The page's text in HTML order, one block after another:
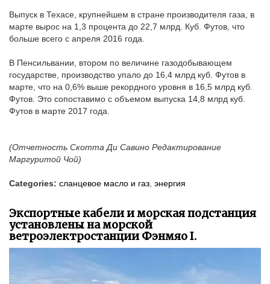
Выпуск в Техасе, крупнейшем в стране производителя газа, в
марте вырос на 1,3 процента до 22,7 млрд. Куб. Футов, что
больше всего с апреля 2016 года.
В Пенсильвании, втором по величине газодобывающем
государстве, производство упало до 16,4 млрд куб. Футов в
марте, что на 0,6% выше рекордного уровня в 16,5 млрд куб.
Футов. Это сопоставимо с объемом выпуска 14,8 млрд куб.
Футов в марте 2017 года.
(Отчетность Скотта Ди Савино Редактирование
Маргуритой Чой)
Categories: сланцевое масло и газ энергия
Экспортные кабели и морская подстанция
установлены на морской
ветроэлектростанции Фэнмяо I.